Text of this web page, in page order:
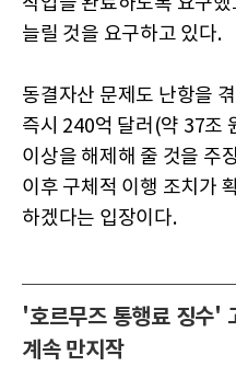
늘릴 것을 요구하고 있다.
동결자산 문제도 난항을
즉시 240억 달러(약 37조
이상을 해제해 줄 것을 주
이후 구체적 이행 조치가
하겠다는 입장이다.
'호르무즈 통행료 징수'
계속 만지작